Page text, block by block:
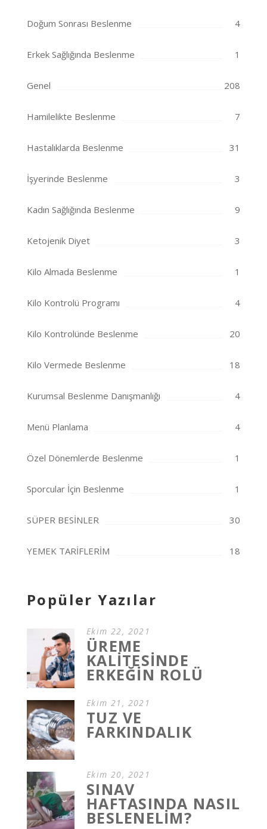
Doğum Sonrası Beslenme 4
Erkek Sağlığında Beslenme 1
Genel 208
Hamilelikte Beslenme 7
Hastalıklarda Beslenme 31
İşyerinde Beslenme 3
Kadın Sağlığında Beslenme 9
Ketojenik Diyet 3
Kilo Almada Beslenme 1
Kilo Kontrolü Programı 4
Kilo Kontrolünde Beslenme 20
Kilo Vermede Beslenme 18
Kurumsal Beslenme Danışmanlığı 4
Menü Planlama 4
Özel Dönemlerde Beslenme 1
Sporcular İçin Beslenme 1
SÜPER BESİNLER 30
YEMEK TARİFLERİM 18
Popüler Yazılar
Ekim 22, 2021
ÜREME
KALİTESİNDE
ERKEĞİN ROLÜ
Ekim 21, 2021
TUZ VE
FARKINDALIK
Ekim 20, 2021
SINAV
HAFTASINDA NASIL
BESLENELİM?